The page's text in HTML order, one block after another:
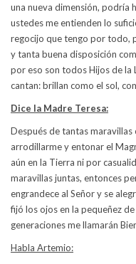
una nueva dimensión, podría
ustedes me entienden lo
regocijo que tengo por todo,
y tanta buena disposición
por eso son todos Hijos de la
cantan: brillan como el sol,
Dice la Madre Teresa:
Después de tantas
arrodillarme y entonar el
aún en la Tierra ni por
maravillas juntas, entonces
engrandece al Señor y se
fijó los ojos en la pequeñez
generaciones me llamarán
Habla Artemio: